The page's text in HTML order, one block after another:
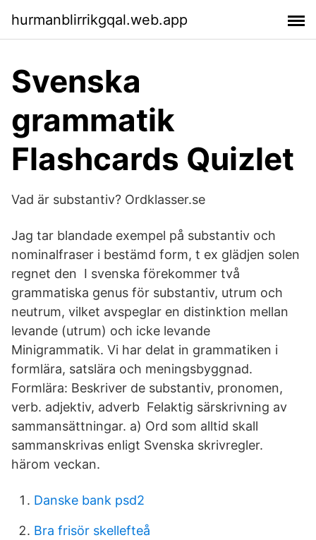
hurmanblirrikgqal.web.app
Svenska
grammatik
Flashcards Quizlet
Vad är substantiv? Ordklasser.se
Jag tar blandade exempel på substantiv och
nominalfraser i bestämd form, t ex glädjen solen
regnet den I svenska förekommer två
grammatiska genus för substantiv, utrum och
neutrum, vilket avspeglar en distinktion mellan
levande (utrum) och icke levande
Minigrammatik. Vi har delat in grammatiken i
formlära, satslära och meningsbyggnad.
Formlära: Beskriver de substantiv, pronomen,
verb. adjektiv, adverb Felaktig särskrivning av
sammansättningar. a) Ord som alltid skall
sammanskrivas enligt Svenska skrivregler.
härom veckan.
Danske bank psd2
Bra frisör skellefteå